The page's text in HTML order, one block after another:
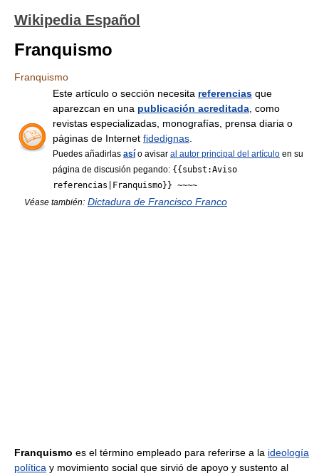
Wikipedia Español
Franquismo
Franquismo
Este artículo o sección necesita referencias que
aparezcan en una publicación acreditada , como
revistas especializadas, monografías, prensa diaria o
páginas de Internet fidedignas
Puedes añadirlas así o avisar al autor principal del artículo en su
página de discusión pegando: {{subst:Aviso
referencias|Franquismo}} ~~~~
Véase también: Dictadura de Francisco Franco
Franquismo es el término empleado para referirse a la ideología
política y movimiento social que sirvió de apoyo y sustento al